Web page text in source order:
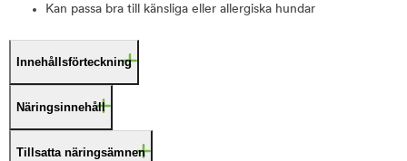
Kan passa bra till känsliga eller allergiska hundar
Innehållsförteckning
Näringsinnehåll
Tillsatta näringsämnen